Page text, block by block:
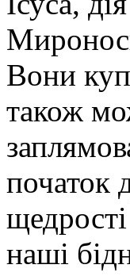
Вони
також
початок
наші